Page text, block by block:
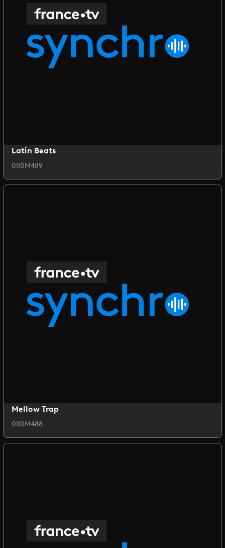
Latin Beats
0II0M489
Mellow Trap
0II0M488